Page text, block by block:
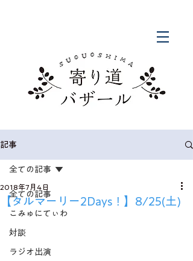
記事
全ての記事
こみゅにてぃわ
対談
ラジオ出演
全ての記事
【タルマーリー2Days！】8/25(土)
2018年7月4日